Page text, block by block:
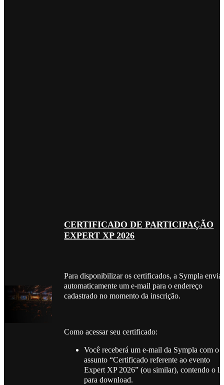
CERTIFICADO DE PARTICIPAÇÃO
EXPERT XP 2026
Para disponibilizar os certificados, a Sympla
automaticamente um e-mail para o endereço
cadastrado no momento da inscrição.
Como acessar seu certificado:
Você receberá um e-mail da Sympla com o
assunto “Certificado referente ao evento
Expert XP 2026” (ou similar), contendo o
para download.